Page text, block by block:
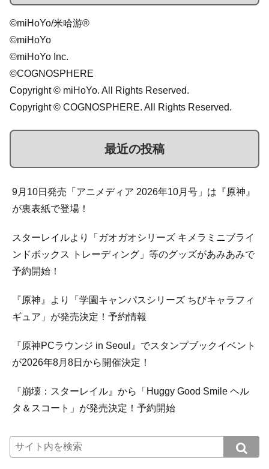
©miHoYo/米哈游®
©miHoYo
©miHoYo Inc.
©COGNOSPHERE
Copyright © miHoYo. All Rights Reserved.
Copyright © COGNOSPHERE. All Rights Reserved.
最近の投稿
9月10日発売「アニメディア 2026年10月号」は『原神』
が裏表紙で登場！
スターレイルより「ガオガオシリーズ キメラミニブライ
ンドボックス トレーディング」等のグッズがあみあみで
予約開始！
『原神』より「学園キャンパスシリーズ ちびキャラフィ
ギュア」が発売決定！予約情報
『原神PCラウンジ in Seoul』でスタンプブックイベント
が2026年8月8日から開催決定！
『崩壊：スターレイル』から「Huggy Good Smile ヘル
タ＆スコート」が発売決定！予約開始